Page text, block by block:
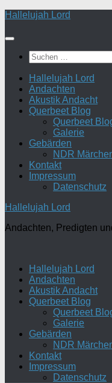
Zum
springen
Hallelujah Lord
Suchen
nach:
Hallelujah Lord
Andachten
Akustik Andacht
Querbeet Blog
Querbeet
Galerie
Gebärden
NDR
Kontakt
Impressum
Datenschutz
Hallelujah Lord
Andachten, Predigten
Hallelujah Lord
Andachten
Akustik Andacht
Querbeet Blog
Querbeet
Galerie
Gebärden
NDR
Kontakt
Impressum
Datenschutz